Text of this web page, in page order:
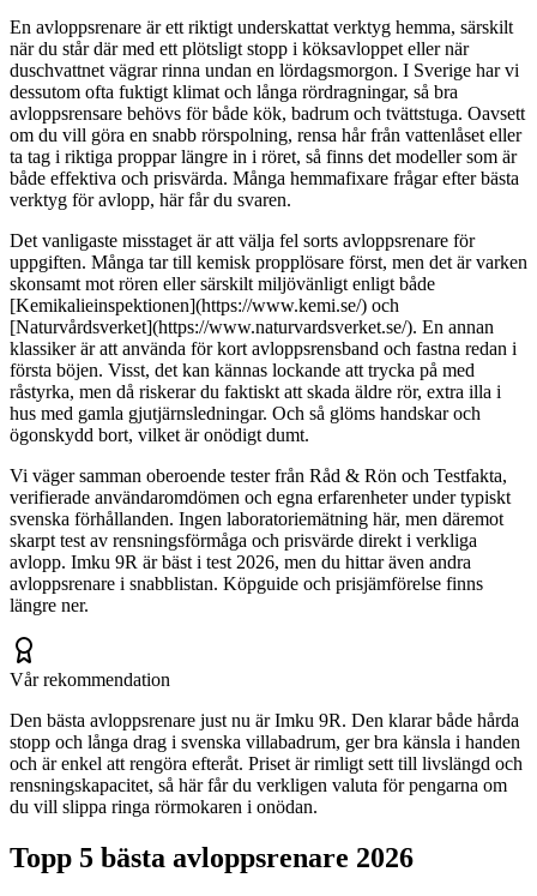
En avloppsrenare är ett riktigt underskattat verktyg hemma, särskilt
när du står där med ett plötsligt stopp i köksavloppet eller när
duschvattnet vägrar rinna undan en lördagsmorgon. I Sverige har vi
dessutom ofta fuktigt klimat och långa rördragningar, så bra
avloppsrensare behövs för både kök, badrum och tvättstuga. Oavsett
om du vill göra en snabb rörspolning, rensa hår från vattenlåset eller
ta tag i riktiga proppar längre in i röret, så finns det modeller som är
både effektiva och prisvärda. Många hemmafixare frågar efter bästa
verktyg för avlopp, här får du svaren.
Det vanligaste misstaget är att välja fel sorts avloppsrenare för
uppgiften. Många tar till kemisk propplösare först, men det är varken
skonsamt mot rören eller särskilt miljövänligt enligt både
[Kemikalieinspektionen](https://www.kemi.se/) och
[Naturvårdsverket](https://www.naturvardsverket.se/). En annan
klassiker är att använda för kort avloppsrensband och fastna redan i
första böjen. Visst, det kan kännas lockande att trycka på med
råstyrka, men då riskerar du faktiskt att skada äldre rör, extra illa i
hus med gamla gjutjärnsledningar. Och så glöms handskar och
ögonskydd bort, vilket är onödigt dumt.
Vi väger samman oberoende tester från Råd & Rön och Testfakta,
verifierade användaromdömen och egna erfarenheter under typiskt
svenska förhållanden. Ingen laboratoriemätning här, men däremot
skarpt test av rensningsförmåga och prisvärde direkt i verkliga
avlopp. Imku 9R är bäst i test 2026, men du hittar även andra
avloppsrenare i snabblistan. Köpguide och prisjämförelse finns
längre ner.
Vår rekommendation
Den bästa avloppsrenare just nu är Imku 9R. Den klarar både hårda
stopp och långa drag i svenska villabadrum, ger bra känsla i handen
och är enkel att rengöra efteråt. Priset är rimligt sett till livslängd och
rensningskapacitet, så här får du verkligen valuta för pengarna om
du vill slippa ringa rörmokaren i onödan.
Topp 5 bästa avloppsrenare 2026